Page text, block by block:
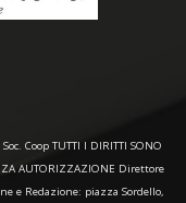
Coop TUTTI I DIRITTI SONO
AUTORIZZAZIONE Direttore
e Redazione: piazza Sordello,